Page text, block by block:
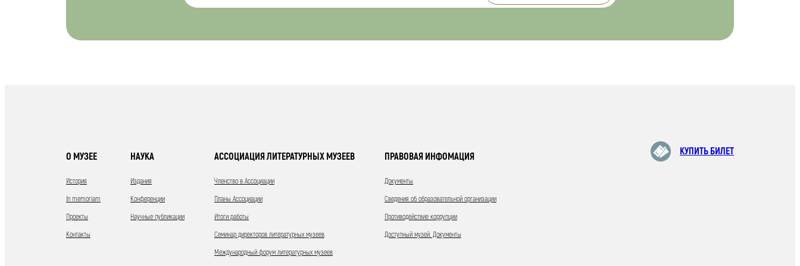
О МУЗЕЕ
История
In memoriam
Проекты
Контакты
НАУКА
Издания
Конференции
Научные публикации
АССОЦИАЦИЯ ЛИТЕРАТУРНЫХ МУЗЕЕВ
Членство в Ассоциации
Планы Ассоциации
Итоги работы
Семинар директоров литературных музеев
Международный форум литературных музеев
ПРАВОВАЯ ИНФОМАЦИЯ
Документы
Сведения об образовательной организации
Противодействие коррупции
Доступный музей. Документы
КУПИТЬ БИЛЕТ